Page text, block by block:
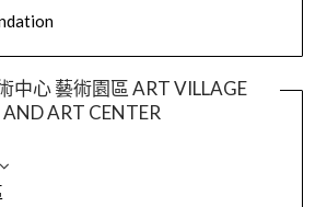
中心 藝術園區 ART VILLAGE
AND ART CENTER